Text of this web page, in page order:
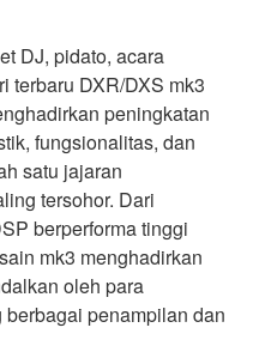
DJ, pidato, acara
terbaru DXR/DXS mk3
peningkatan
fungsionalitas, dan
satu jajaran
tersohor. Dari
berperforma tinggi
mk3 menghadirkan
oleh para
penampilan dan